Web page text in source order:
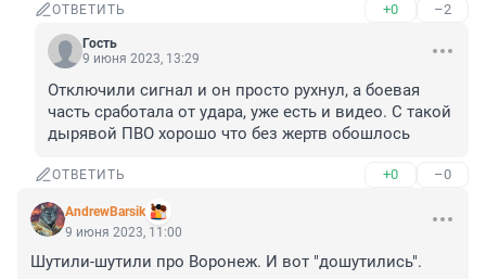
ОТВЕТИТЬ +0 –2
Гость
9 июня 2023, 13:29
Отключили сигнал и он просто рухнул, а боевая
часть сработала от удара, уже есть и видео. С такой
дырявой ПВО хорошо что без жертв обошлось
ОТВЕТИТЬ +0 –0
AndrewBarsik
9 июня 2023, 11:00
Шутили-шутили про Воронеж. И вот "дошутились".